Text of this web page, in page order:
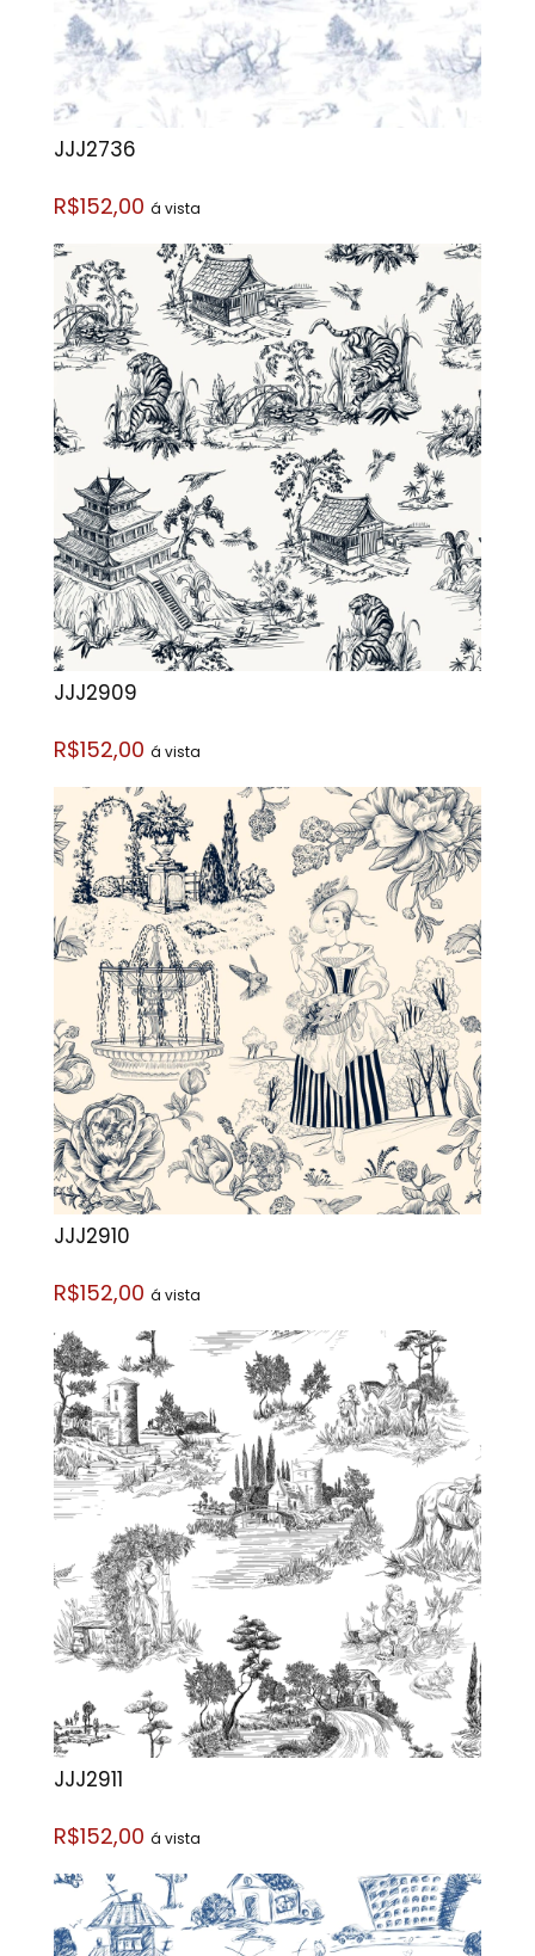
JJJ2736
R$152,00 á vista
JJJ2909
R$152,00 á vista
JJJ2910
R$152,00 á vista
JJJ2911
R$152,00 á vista